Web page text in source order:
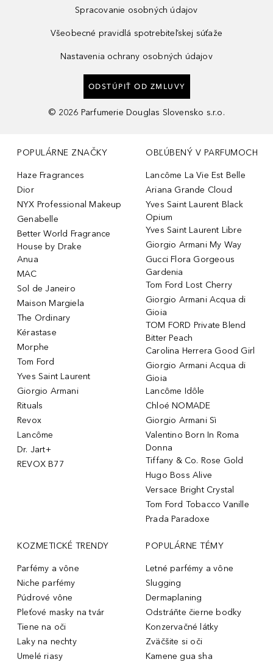
Spracovanie osobných údajov
Všeobecné pravidlá spotrebiteľskej súťaže
Nastavenia ochrany osobných údajov
ODSTÚPIŤ OD ZMLUVY
© 2026 Parfumerie Douglas Slovensko s.r.o.
POPULÁRNE ZNAČKY
Haze Fragrances
Dior
NYX Professional Makeup
Genabelle
Better World Fragrance
House by Drake
Anua
MAC
Sol de Janeiro
Maison Margiela
The Ordinary
Kérastase
Morphe
Tom Ford
Yves Saint Laurent
Giorgio Armani
Rituals
Revox
Lancôme
Dr. Jart+
REVOX B77
OBĽÚBENÝ V PARFUMOCH
Lancôme La Vie Est Belle
Ariana Grande Cloud
Yves Saint Laurent Black
Opium
Yves Saint Laurent Libre
Giorgio Armani My Way
Gucci Flora Gorgeous
Gardenia
Tom Ford Lost Cherry
Giorgio Armani Acqua di
Gioia
TOM FORD Private Blend
Bitter Peach
Carolina Herrera Good Girl
Giorgio Armani Acqua di
Gioia
Lancôme Idôle
Chloé NOMADE
Giorgio Armani Sì
Valentino Born In Roma
Donna
Tiffany & Co. Rose Gold
Hugo Boss Alive
Versace Bright Crystal
Tom Ford Tobacco Vanille
Prada Paradoxe
KOZMETICKÉ TRENDY
Parfémy a vône
Niche parfémy
Púdrové vône
Pleťové masky na tvár
Tiene na oči
Laky na nechty
Umelé riasy
POPULÁRNE TÉMY
Letné parfémy a vône
Slugging
Dermaplaning
Odstráňte čierne bodky
Konzervačné látky
Zväčšite si oči
Kamene gua sha